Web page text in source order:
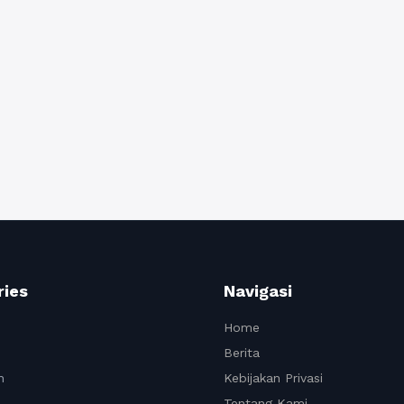
Navigasi
Home
Berita
Kebijakan Privasi